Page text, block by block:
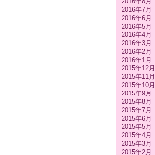
2016年7月
2016年6月
2016年5月
2016年4月
2016年3月
2016年2月
2016年1月
2015年12月
2015年11月
2015年10月
2015年9月
2015年8月
2015年7月
2015年6月
2015年5月
2015年4月
2015年3月
2015年2月